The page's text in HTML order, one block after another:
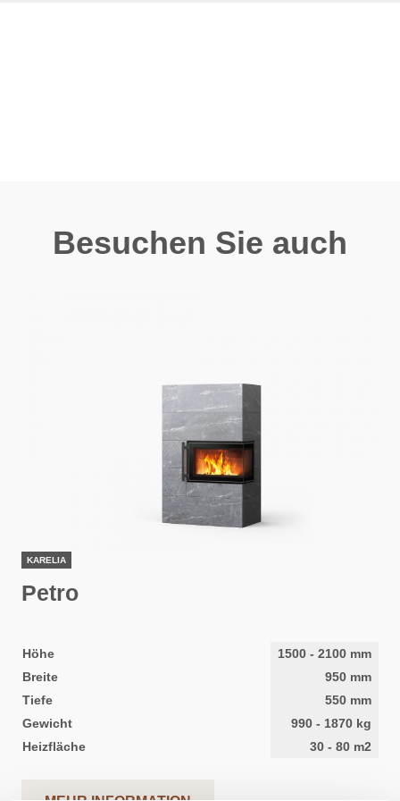
Besuchen Sie auch
KARELIA
Petro
Höhe 1500 - 2100 mm
Breite
950 mm
Tiefe
550 mm
Gewicht
990 - 1870 kg
Heizfläche
30 - 80 m2